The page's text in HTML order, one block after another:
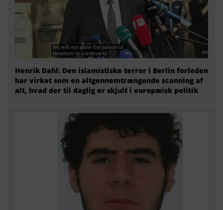
Henrik Dahl: Den islamistiske terror i Berlin forleden
har virket som en altgennemtrængende scanning af
alt, hvad der til daglig er skjult i europæisk politik